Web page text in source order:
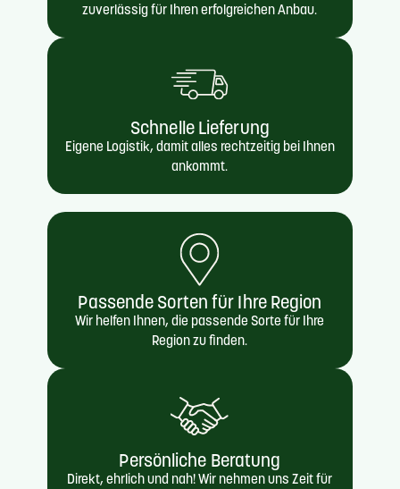
zuverlässig für Ihren erfolgreichen Anbau.
Schnelle Lieferung
Eigene Logistik, damit alles rechtzeitig bei Ihnen
ankommt.
Passende Sorten für Ihre Region
Wir helfen Ihnen, die passende Sorte für Ihre
Region zu finden.
Persönliche Beratung
Direkt, ehrlich und nah! Wir nehmen uns Zeit für